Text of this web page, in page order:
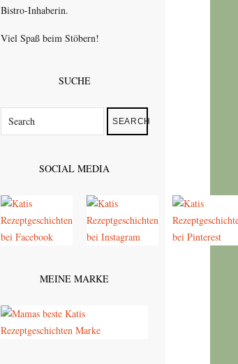
Bistro-Inhaberin.
Viel Spaß beim Stöbern!
SUCHE
SEARCH
SOCIAL MEDIA
MEINE MARKE